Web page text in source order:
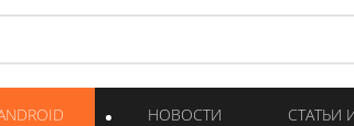
НОВОСТИ СТАТЬИ